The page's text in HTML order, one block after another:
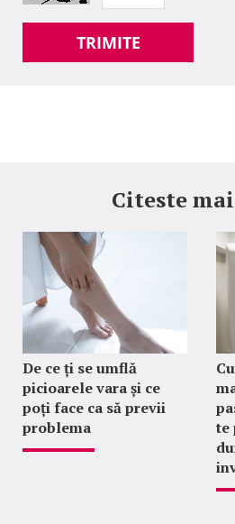
TRIMITE
Citeste
De ce ți se umflă
picioarele vara și ce
poți face ca să previi
problema
te